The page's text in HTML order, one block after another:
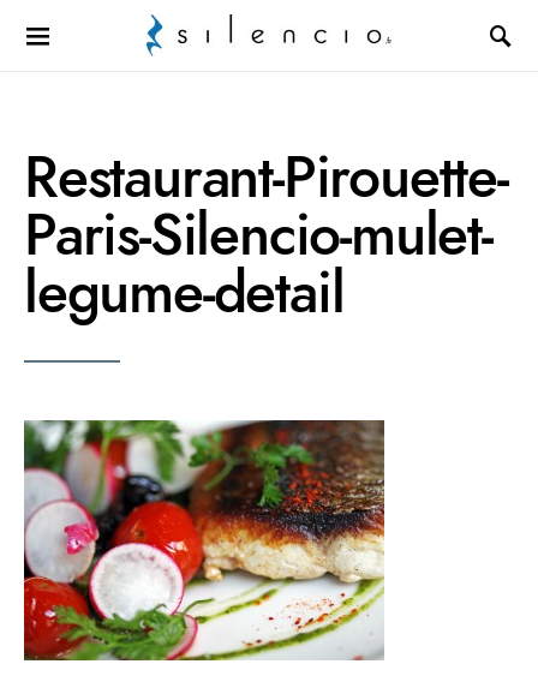
Search for:
Restaurant-Pirouette-
Paris-Silencio-mulet-
legume-detail